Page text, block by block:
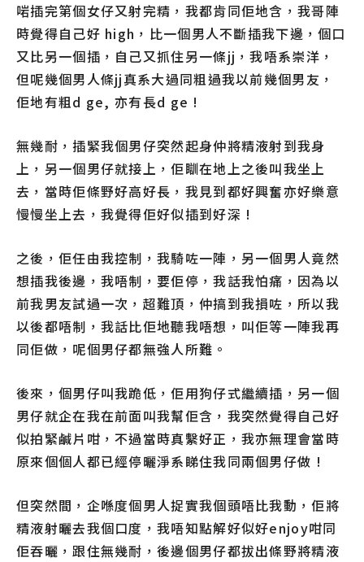
啱插完第個女仔又射完精，我都肯同佢地含，我哥陣
時覺得自己好 high，比一個男人不斷插我下邊，個口
又比另一個插，自己又抓住另一條jj，我唔系崇洋，
但呢幾個男人條jj真系大過同粗過我以前幾個男友，
佢地有粗d ge, 亦有長d ge !
無幾耐，插緊我個男仔突然起身仲將精液射到我身
上，另一個男仔就接上，佢瞓在地上之後叫我坐上
去，當時佢條野好高好長，我見到都好興奮亦好樂意
慢慢坐上去，我覺得佢好似插到好深 !
之後，佢任由我控制，我騎咗一陣，另一個男人竟然
想插我後邊，我唔制，要佢停，我話我怕痛，因為以
前我男友試過一次，超難頂，仲搞到我損咗，所以我
以後都唔制，我話比佢地聽我唔想，叫佢等一陣我再
同佢做，呢個男仔都無強人所難。
後來，個男仔叫我跪低，佢用狗仔式繼續插，另一個
男仔就企在我在前面叫我幫佢含，我突然覺得自己好
似拍緊鹹片咁，不過當時真繫好正，我亦無理會當時
原來個個人都已經停曬淨系睇住我同兩個男仔做 !
但突然間，企喺度個男人捉實我個頭唔比我動，佢將
精液射曬去我個口度，我唔知點解好似好enjoy咁同
佢吞曬，跟住無幾耐，後邊個男仔都拔出條野將精液